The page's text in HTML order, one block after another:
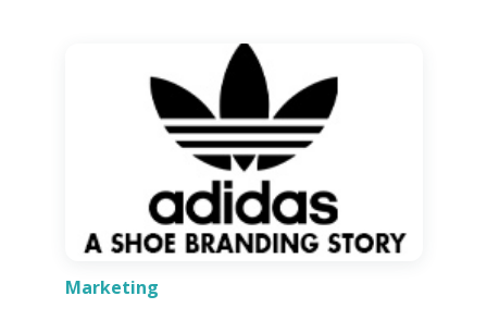
Marketing